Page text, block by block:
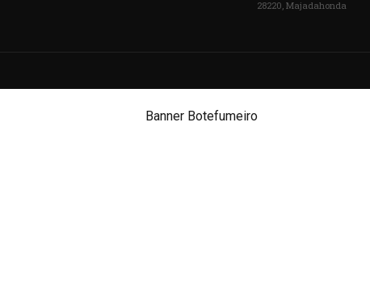
28220, Majadahonda